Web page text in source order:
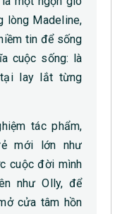
lòng Madeline,
tin để sống
cuộc sống: là
lay lắt từng
tác phẩm,
mới lớn như
cuộc đời mình
như Olly, để
cửa tâm hồn